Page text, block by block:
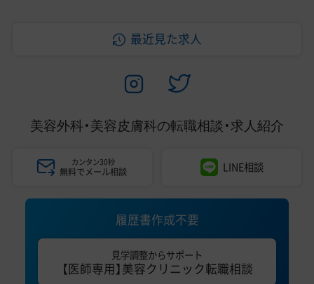
最近見た求人
美容外科・美容皮膚科の転職相談・求人紹介
カンタン30秒
無料でメール相談 LINE相談
履歴書作成不要
見学調整からサポート
【医師専用】美容クリニック転職相談